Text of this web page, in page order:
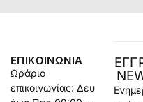
ΕΠΙΚΟΙΝΩΝΊΑ
Ωράριο
επικοινωνίας: Δευ